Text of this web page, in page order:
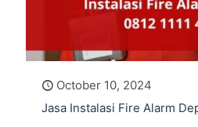
October 10, 2024
Jasa Instalasi Fire Alarm